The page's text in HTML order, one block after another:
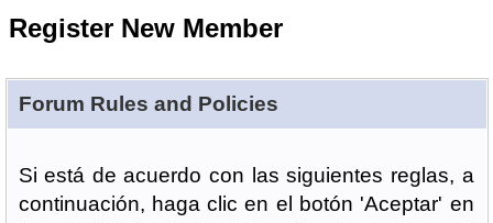
Register New Member
Forum Rules and Policies
Si está de acuerdo con las siguientes reglas, a
continuación, haga clic en el botón 'Aceptar' en